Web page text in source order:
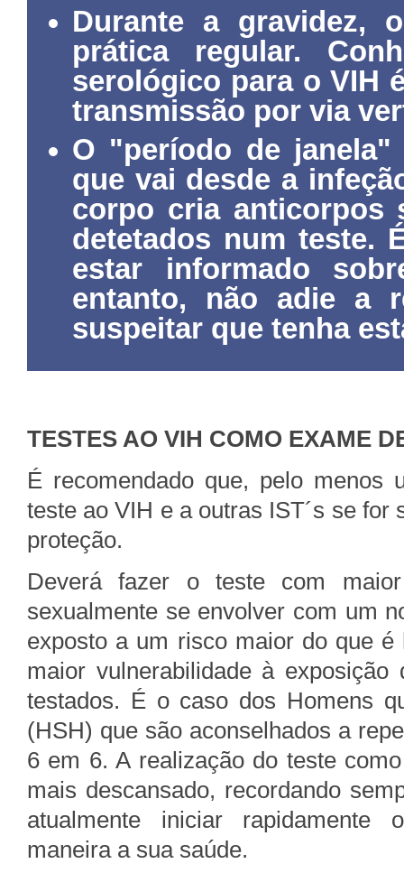
Durante a gravidez,
prática regular.
serológico para o VIH
transmissão por via
O "período de
que vai desde a
corpo cria anticorpos
detetados num teste.
estar informado
entanto, não adie a
suspeitar que tenha
TESTES AO VIH COMO EXAME
É recomendado que, pelo
teste ao VIH e a outras IST´s se
proteção.
Deverá fazer o teste com
sexualmente se envolver com um
exposto a um risco maior do que
maior vulnerabilidade à
testados. É o caso dos Homens
(HSH) que são aconselhados a
6 em 6. A realização do teste
mais descansado, recordando
atualmente iniciar rapidamente
maneira a sua saúde.